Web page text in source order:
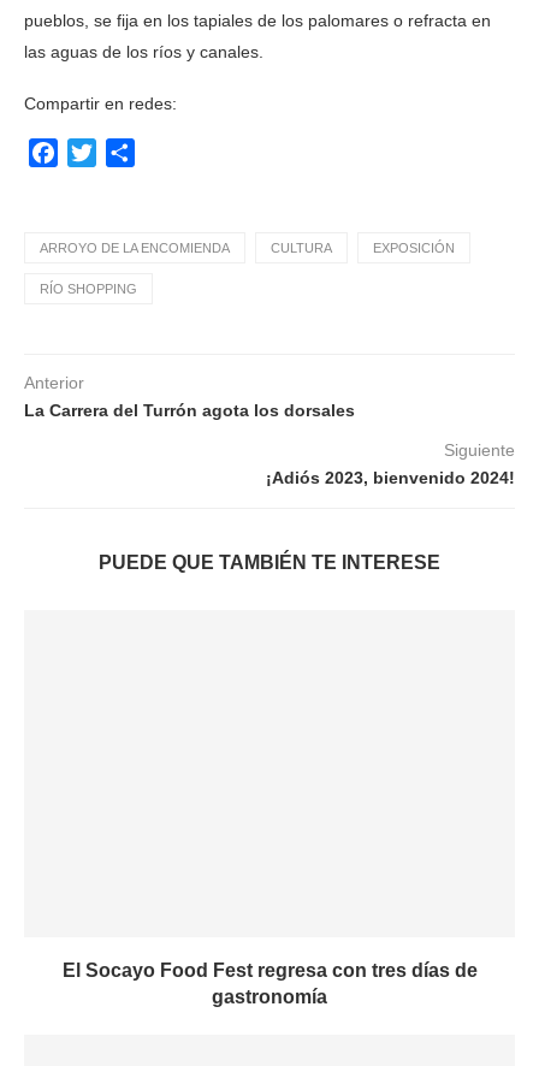
pueblos, se fija en los tapiales de los palomares o refracta en
las aguas de los ríos y canales.
Compartir en redes:
Facebook
Twitter
ARROYO DE LA ENCOMIENDA CULTURA EXPOSICIÓN
RÍO SHOPPING
Anterior
La Carrera del Turrón agota los dorsales
Siguiente
¡Adiós 2023, bienvenido 2024!
PUEDE QUE TAMBIÉN TE INTERESE
El Socayo Food Fest regresa con tres días de
gastronomía